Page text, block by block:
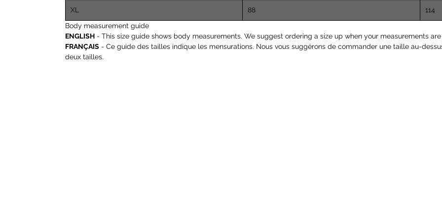
XL 88
114
Body measurement guide
ENGLISH - This size guide shows body measurements. We suggest ordering a size up when your measurements
FRANÇAIS - Ce guide des tailles indique les mensurations. Nous vous suggérons de commander une taille au-
deux tailles.